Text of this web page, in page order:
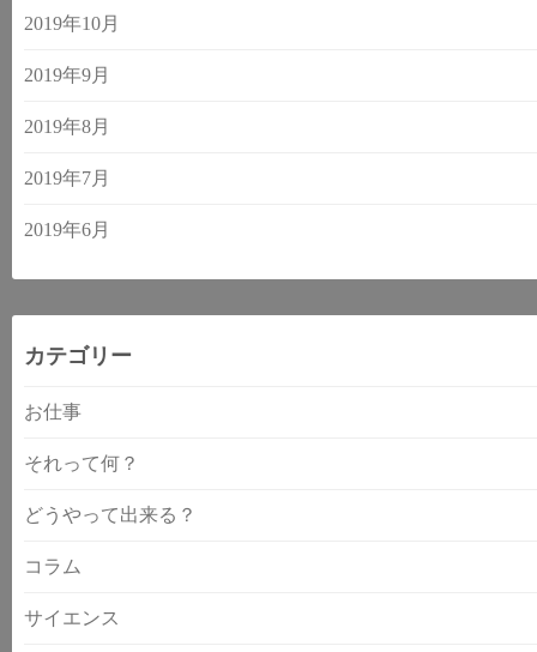
2019年10月
2019年9月
2019年8月
2019年7月
2019年6月
カテゴリー
お仕事
それって何？
どうやって出来る？
コラム
サイエンス